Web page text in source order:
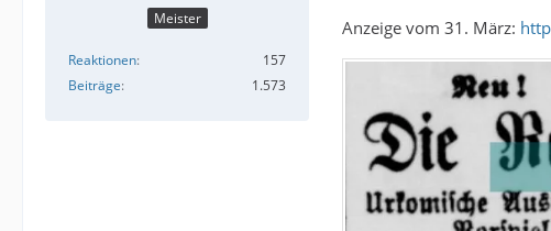
Meister
Reaktionen
157
Beiträge
1.573
Anzeige vom 31. März: